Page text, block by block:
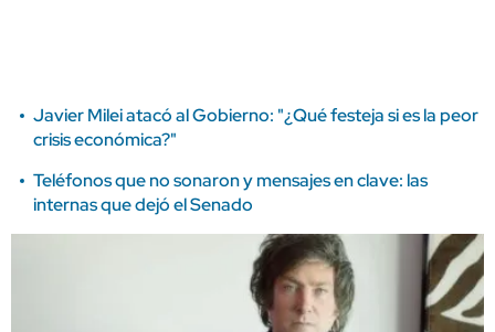
Javier Milei atacó al Gobierno: "¿Qué festeja si es la peor
crisis económica?"
Teléfonos que no sonaron y mensajes en clave: las
internas que dejó el Senado